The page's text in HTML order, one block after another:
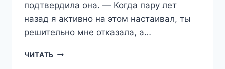
подтвердила она. — Когда пару лет
назад я активно на этом настаивал, ты
решительно мне отказала, а…
ЧИТАТЬ БОСС